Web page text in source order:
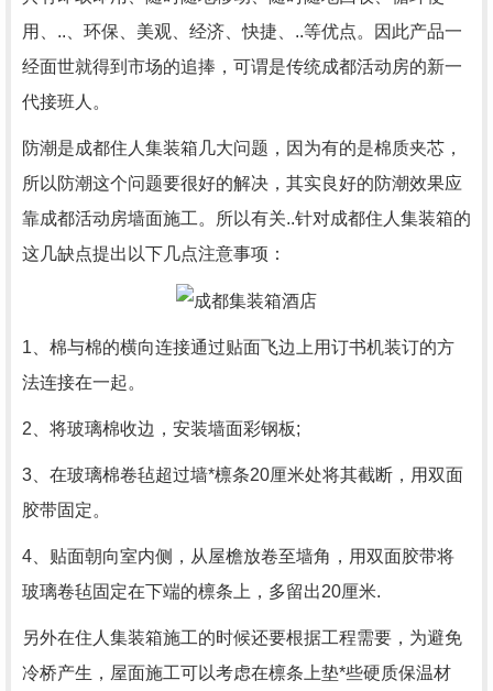
用、..、环保、美观、经济、快捷、..等优点。因此产品一
经面世就得到市场的追捧，可谓是传统成都活动房的新一
代接班人。
防潮是成都住人集装箱几大问题，因为有的是棉质夹芯，
所以防潮这个问题要很好的解决，其实良好的防潮效果应
靠成都活动房墙面施工。所以有关..针对成都住人集装箱的
这几缺点提出以下几点注意事项：
1、棉与棉的横向连接通过贴面飞边上用订书机装订的方
法连接在一起。
2、将玻璃棉收边，安装墙面彩钢板;
3、在玻璃棉卷毡超过墙*檩条20厘米处将其截断，用双面
胶带固定。
4、贴面朝向室内侧，从屋檐放卷至墙角，用双面胶带将
玻璃卷毡固定在下端的檩条上，多留出20厘米.
另外在住人集装箱施工的时候还要根据工程需要，为避免
冷桥产生，屋面施工可以考虑在檩条上垫*些硬质保温材